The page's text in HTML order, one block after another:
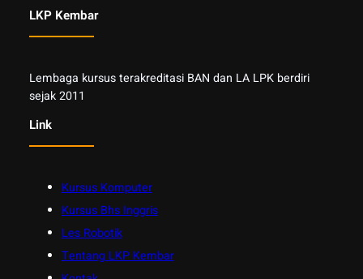
LKP Kembar
Lembaga kursus terakreditasi BAN dan LA LPK berdiri
sejak 2011
Link
Kursus Komputer
Kursus Bhs Inggris
Les Robotik
Tentang LKP Kembar